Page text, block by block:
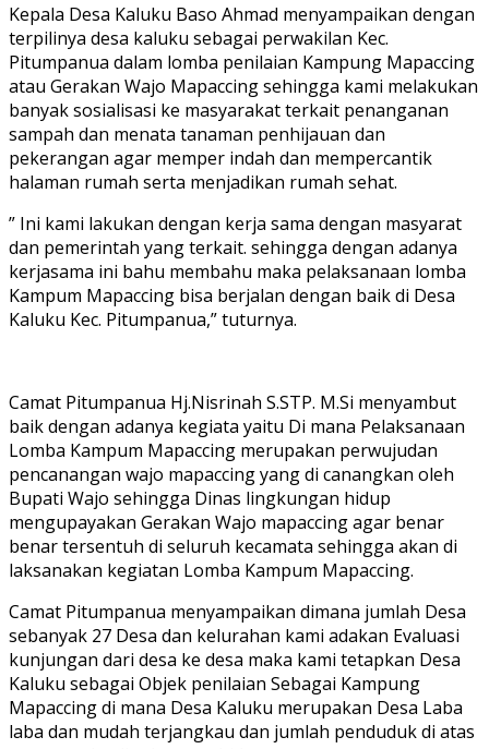
Kepala Desa Kaluku Baso Ahmad menyampaikan dengan
terpilinya desa kaluku sebagai perwakilan Kec.
Pitumpanua dalam lomba penilaian Kampung Mapaccing
atau Gerakan Wajo Mapaccing sehingga kami melakukan
banyak sosialisasi ke masyarakat terkait penanganan
sampah dan menata tanaman penhijauan dan
pekerangan agar memper indah dan mempercantik
halaman rumah serta menjadikan rumah sehat.
” Ini kami lakukan dengan kerja sama dengan masyarat
dan pemerintah yang terkait. sehingga dengan adanya
kerjasama ini bahu membahu maka pelaksanaan lomba
Kampum Mapaccing bisa berjalan dengan baik di Desa
Kaluku Kec. Pitumpanua,” tuturnya.
Camat Pitumpanua Hj.Nisrinah S.STP. M.Si menyambut
baik dengan adanya kegiata yaitu Di mana Pelaksanaan
Lomba Kampum Mapaccing merupakan perwujudan
pencanangan wajo mapaccing yang di canangkan oleh
Bupati Wajo sehingga Dinas lingkungan hidup
mengupayakan Gerakan Wajo mapaccing agar benar
benar tersentuh di seluruh kecamata sehingga akan di
laksanakan kegiatan Lomba Kampum Mapaccing.
Camat Pitumpanua menyampaikan dimana jumlah Desa
sebanyak 27 Desa dan kelurahan kami adakan Evaluasi
kunjungan dari desa ke desa maka kami tetapkan Desa
Kaluku sebagai Objek penilaian Sebagai Kampung
Mapaccing di mana Desa Kaluku merupakan Desa Laba
laba dan mudah terjangkau dan jumlah penduduk di atas